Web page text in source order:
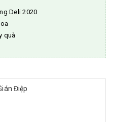
Deli 2020
quà
Điệp